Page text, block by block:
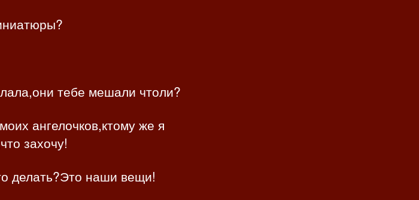
тебе мешали чтоли?
ангелочков,ктому же я
захочу!
делать?Это наши вещи!